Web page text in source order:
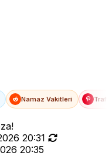
Namaz Vakitleri
20:31
20:35